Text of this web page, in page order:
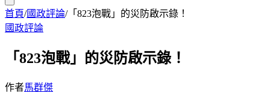
首頁/國政評論/「823泡戰」的災防啟示錄！
國政評論
「823泡戰」的災防啟示錄！
作者馬群傑